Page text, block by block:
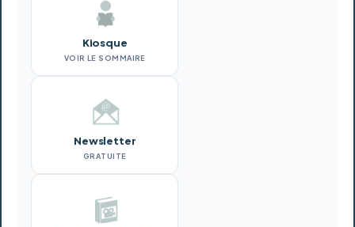
Kiosque
VOIR LE SOMMAIRE
Newsletter
GRATUITE